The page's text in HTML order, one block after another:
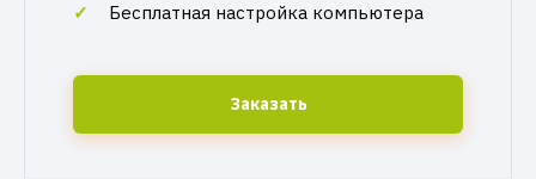
Бесплатная настройка компьютера
Заказать